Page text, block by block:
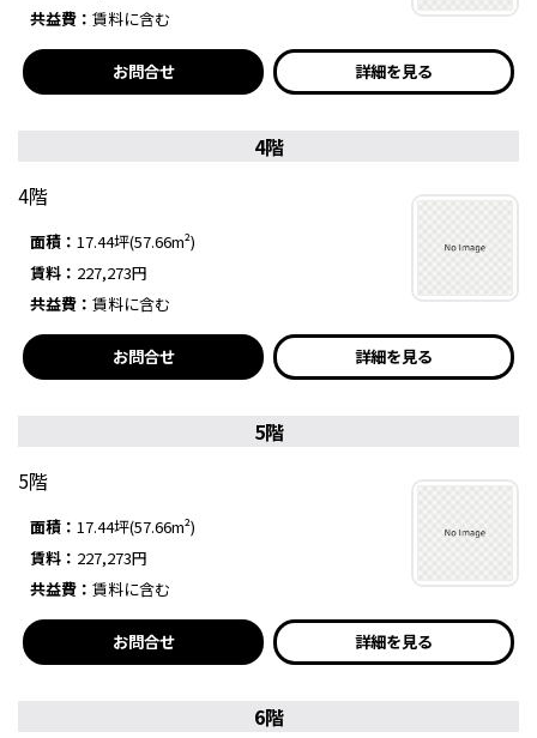
共益費： 賃料に含む
お問合せ 詳細を見る
4階
4階
面積： 17.44坪(57.66m²)
賃料： 227,273円
共益費： 賃料に含む
お問合せ 詳細を見る
5階
5階
面積： 17.44坪(57.66m²)
賃料： 227,273円
共益費： 賃料に含む
お問合せ 詳細を見る
6階